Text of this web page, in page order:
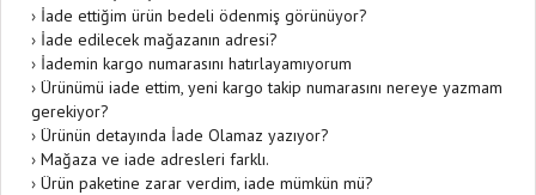
› İade ettiğim ürün bedeli ödenmiş görünüyor?
› İade edilecek mağazanın adresi?
› İademin kargo numarasını hatırlayamıyorum
› Ürünümü iade ettim, yeni kargo takip numarasını nereye yazmam
gerekiyor?
› Ürünün detayında İade Olamaz yazıyor?
› Mağaza ve iade adresleri farklı.
› Ürün paketine zarar verdim, iade mümkün mü?